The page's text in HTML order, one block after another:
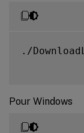
./
Pour Windows